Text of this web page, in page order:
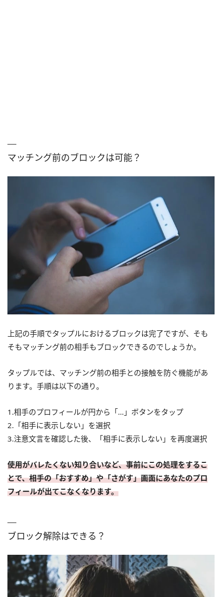
マッチング前のブロックは可能？
上記の手順でタップルにおけるブロックは完了ですが、そも
そもマッチング前の相手もブロックできるのでしょうか。
タップルでは、マッチング前の相手との接触を防ぐ機能があ
ります。手順は以下の通り。
1.相手のプロフィールが円から「…」ボタンをタップ
2.「相手に表示しない」を選択
3.注意文言を確認した後、「相手に表示しない」を再度選択
使用がバレたくない知り合いなど、事前にこの処理をするこ
とで、相手の「おすすめ」や「さがす」画面にあなたのプロ
フィールが出てこなくなります。
ブロック解除はできる？